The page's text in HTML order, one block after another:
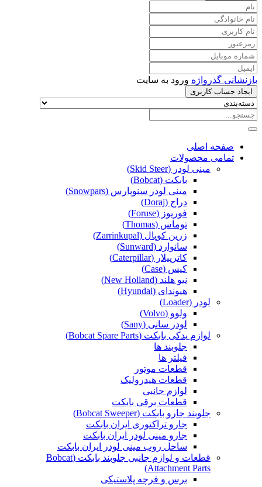
بازنشانی گذرواژه ورود به سایت
ایجاد حساب کاربری
صفحه اصلی
تمامی محصولات
مینی لودر (Skid Steer)
بابکت (Bobcat)
مینی لودر سنوپارس (Snowpars)
دراج (Doraj)
فوریوز (Foruse)
توماس (Thomas)
زرین کوپال (Zarrinkupal)
سانوارد (Sunward)
کاترپیلار (Caterpillar)
کیس (Case)
نیو هلند (New Holland)
هیوندای (Hyundai)
لودر (Loader)
ولوو (Volvo)
لودر سانی (Sany)
لوازم یدکی بابکت (Bobcat Spare Parts)
جلوبند ها
فیلتر ها
قطعات موتور
قطعات هیدرولیک
لوازم جانبی
قطعات برقی بابکت
جلوبند جارو بابکت (Bobcat Sweeper)
جارو تراکتوری ایران بابکت
جارو مینی لودر ایران بابکت
ساحل روب مینی لودر ایران بابکت
قطعات و لوازم جانبی جلوبند بابکت (Bobcat
Attachment Parts)
برس و فرچه پلاستیکی